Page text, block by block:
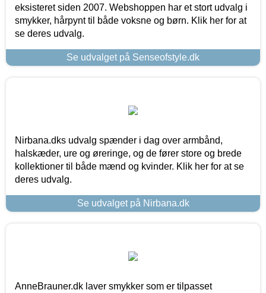
eksisteret siden 2007. Webshoppen har et stort udvalg i
smykker, hårpynt til både voksne og børn. Klik her for at
se deres udvalg.
Se udvalget på Senseofstyle.dk
Nirbana.dks udvalg spænder i dag over armbånd,
halskæder, ure og øreringe, og de fører store og brede
kollektioner til både mænd og kvinder. Klik her for at se
deres udvalg.
Se udvalget på Nirbana.dk
AnneBrauner.dk laver smykker som er tilpasset